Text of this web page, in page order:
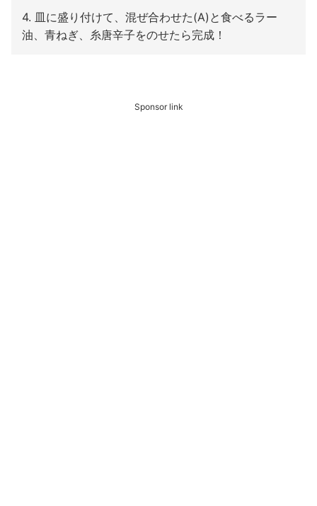
4. 皿に盛り付けて、混ぜ合わせた(A)と食べるラー
油、青ねぎ、糸唐辛子をのせたら完成！
Sponsor link